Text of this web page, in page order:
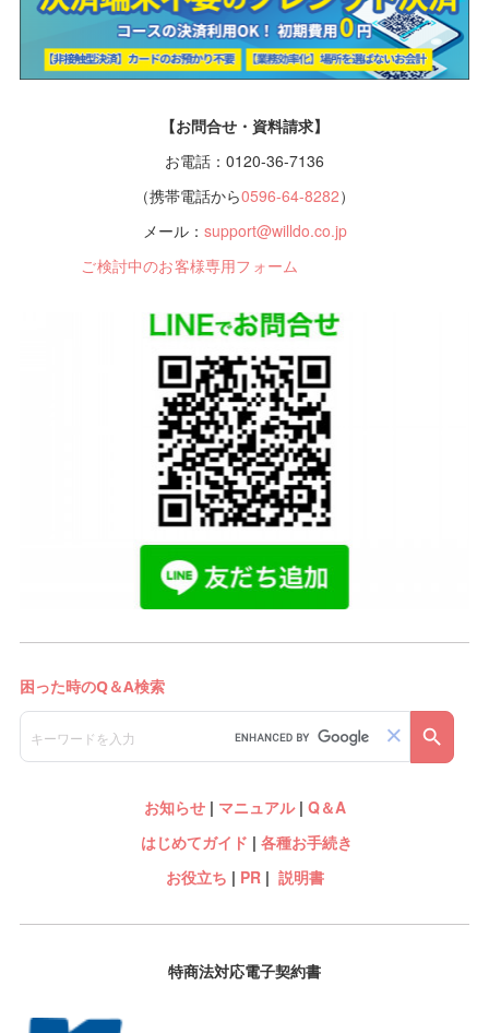
【お問合せ・資料請求】
お電話：0120-36-7136
（携帯電話から0596-64-8282）
メール： support@willdo.co.jp
ご検討中のお客様専用フォーム
お知らせ| マニュアル| Q＆A
はじめてガイド | 各種お手続き
お役立ち | PR| 説明書
特商法対応電子契約書